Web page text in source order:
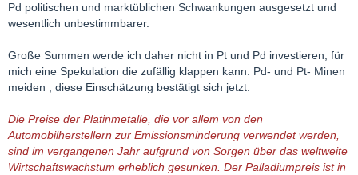
Pd politischen und marktüblichen Schwankungen ausgesetzt und
wesentlich unbestimmbarer.
Große Summen werde ich daher nicht in Pt und Pd investieren, für
mich eine Spekulation die zufällig klappen kann. Pd- und Pt- Minen
meiden , diese Einschätzung bestätigt sich jetzt.
Die Preise der Platinmetalle, die vor allem von den
Automobilherstellern zur Emissionsminderung verwendet werden,
sind im vergangenen Jahr aufgrund von Sorgen über das weltweite
Wirtschaftswachstum erheblich gesunken. Der Palladiumpreis ist in